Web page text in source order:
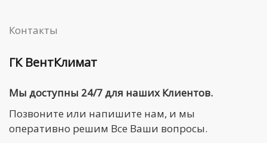
Контакты
ГК ВентКлимат
Мы доступны 24/7 для наших Клиентов.
Позвоните или напишите нам, и мы
оперативно решим Все Ваши вопросы.